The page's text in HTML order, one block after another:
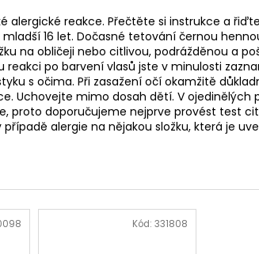
alergické reakce. Přečtěte si instrukce a
16 let. Dočasné tetování černou
na obličeji nebo citlivou, podrážděnou a
reakci po barvení vlasů jste v minulosti
s očima. Při zasažení očí okamžitě
Uchovejte mimo dosah dětí. V ojedinělých
proto doporučujeme nejprve provést test
alergie na nějakou složku, která je
Kód: 331808